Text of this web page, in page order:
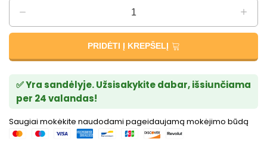
PRIDĖTI Į KREPŠELĮ
✅ Yra sandėlyje. Užsisakykite dabar, išsiunčiama
per 24 valandas!
Saugiai mokėkite naudodami pageidaujamą mokėjimo būdą